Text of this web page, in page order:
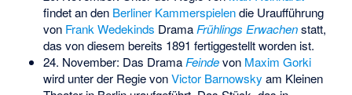
findet an den Berliner Kammerspielendie Uraufführung
von Frank Wedekinds Drama Frühlings Erwachenstatt,
das von diesem bereits 1891 fertiggestellt worden ist.
24. November: Das Drama Feindevon Maxim Gorki
wird unter der Regie vonVictor Barnowsky am Kleinen